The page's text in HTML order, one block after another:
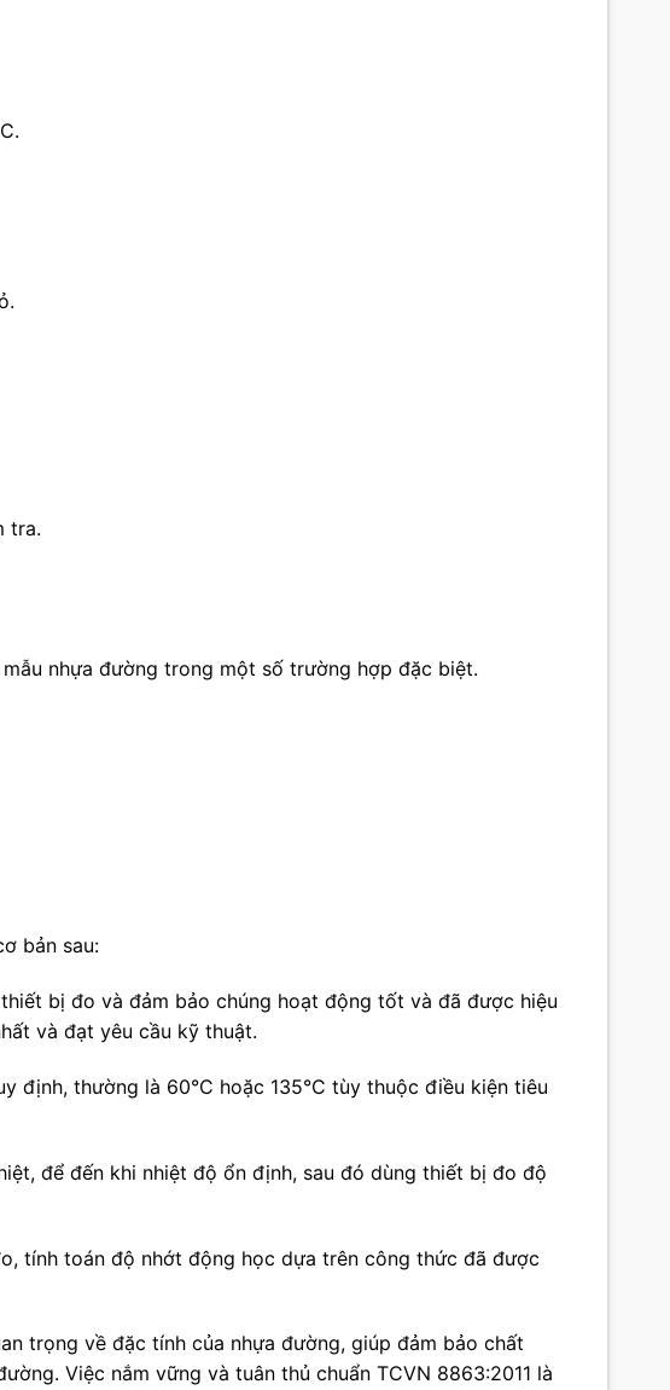
tra.
nhựa đường trong một số trường hợp đặc biệt.
bản sau:
bị đo và đảm bảo chúng hoạt động tốt và đã được hiệu
và đạt yêu cầu kỹ thuật.
định, thường là 60°C hoặc 135°C tùy thuộc điều kiện tiêu
để đến khi nhiệt độ ổn định, sau đó dùng thiết bị đo độ
tính toán độ nhớt động học dựa trên công thức đã được
trọng về đặc tính của nhựa đường, giúp đảm bảo chất
Việc nắm vững và tuân thủ chuẩn TCVN 8863:2011 là